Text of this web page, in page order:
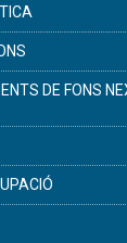
DE FONS